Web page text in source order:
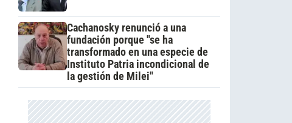
Cachanosky renunció a una
fundación porque "se ha
transformado en una especie de
Instituto Patria incondicional de
la gestión de Milei"